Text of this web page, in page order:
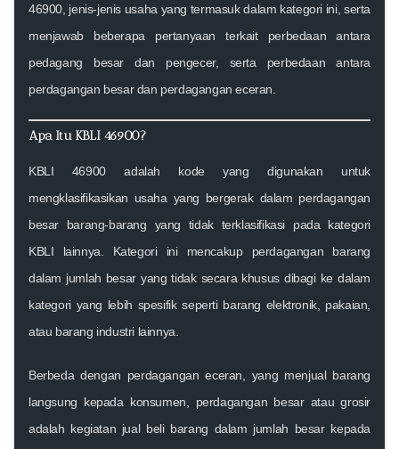
46900 , jenis-jenis usaha yang termasuk dalam kategori ini, serta
menjawab beberapa pertanyaan terkait perbedaan antara
pedagang besar dan pengecer, serta perbedaan antara
perdagangan besar dan perdagangan eceran.
Apa Itu KBLI 46900?
KBLI 46900 adalah kode yang digunakan untuk
mengklasifikasikan usaha yang bergerak dalam perdagangan
besar barang-barang yang tidak terklasifikasi pada kategori
KBLI lainnya. Kategori ini mencakup perdagangan barang
dalam jumlah besar yang tidak secara khusus dibagi ke dalam
kategori yang lebih spesifik seperti barang elektronik, pakaian
atau barang industri lainnya
Berbeda dengan perdagangan eceran , yang menjual barang
langsung kepada konsumen, perdagangan besar ataugrosir
adalah kegiatan jual beli barang dalam jumlah besar kepada